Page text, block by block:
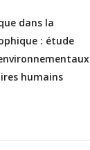
dans la
: étude
humains